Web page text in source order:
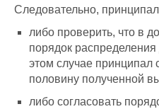
Следовательно,
либо проверить, что в
порядок
этом случае принципал
половину полученной
либо согласовать